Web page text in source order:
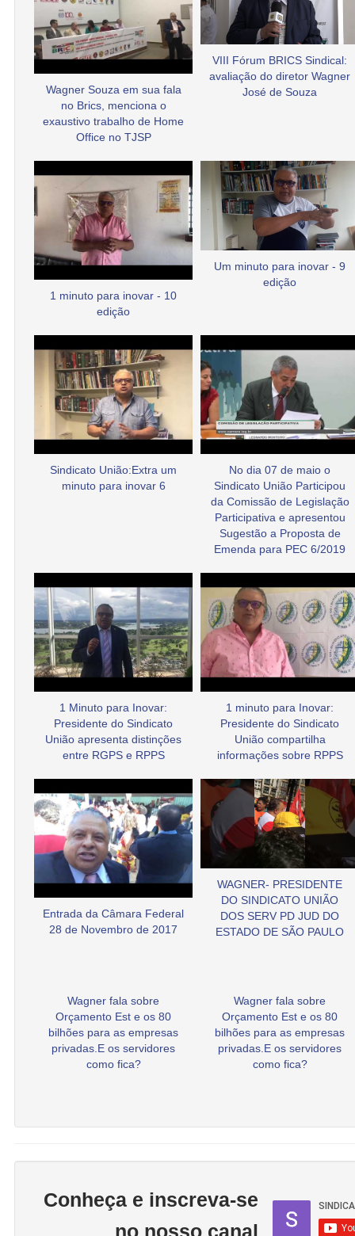
Wagner Souza em sua fala
no Brics, menciona o
exaustivo trabalho de Home
Office no TJSP
VIII Fórum BRICS Sindical:
avaliação do diretor Wagner
José de Souza
1 minuto para inovar - 10
edição
Um minuto para inovar - 9
edição
Sindicato União:Extra um
minuto para inovar 6
No dia 07 de maio o
Sindicato União Participou
da Comissão de Legislação
Participativa e apresentou
Sugestão a Proposta de
Emenda para PEC 6/2019
1 Minuto para Inovar:
Presidente do Sindicato
União apresenta distinções
entre RGPS e RPPS
1 minuto para Inovar:
Presidente do Sindicato
União compartilha
informações sobre RPPS
Entrada da Câmara Federal
28 de Novembro de 2017
WAGNER- PRESIDENTE
DO SINDICATO UNIÃO
DOS SERV PD JUD DO
ESTADO DE SÃO PAULO
Wagner fala sobre
Orçamento Est e os 80
bilhões para as empresas
privadas.E os servidores
como fica?
Wagner fala sobre
Orçamento Est e os 80
bilhões para as empresas
privadas.E os servidores
como fica?
Conheça e inscreva-se